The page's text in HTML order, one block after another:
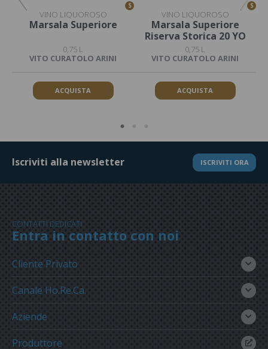
S
VINO LIQUOROSO
Marsala Superiore
0,75 L
VITO CURATOLO ARINI
ACQUISTA
S
VINO LIQUOROSO
Marsala Superiore
Riserva Storica 20 YO
0,75 L
VITO CURATOLO ARINI
ACQUISTA
Iscriviti alla newsletter ISCRIVITI ORA
CONTATTI DEDICATI
Entra in contatto con noi
Cliente Privato
Canale Ho.Re.Ca.
Aziende
Produttore